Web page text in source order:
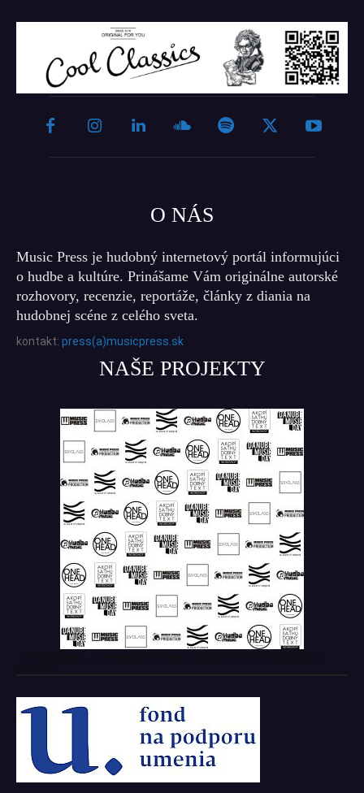
O NÁS
Music Press je hudobný internetový portál informujúci
o hudbe a kultúre. Prinášame Vám originálne autorské
rozhovory, recenzie, reportáže, články z diania na
hudobnej scéne z celého sveta.
kontakt: press(a)musicpress.sk
NAŠE PROJEKTY